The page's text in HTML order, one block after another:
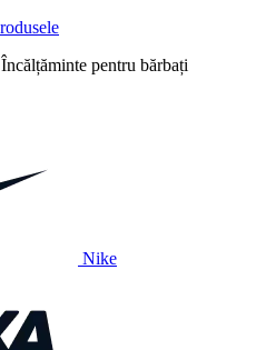
Încălțăminte pentru bărbați
Nike